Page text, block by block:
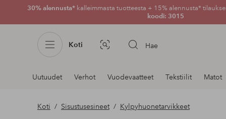
30% alennusta* kalleimmasta tuotteesta + 15% alennusta*
koodi: 3015
Koti Kuvahaku Hae
Navigointi
osastoilla
Uutuudet Verhot Vuodevaatteet Tekstiilit Matot
Koti Sisustusesineet Kylpyhuonetarvikkeet